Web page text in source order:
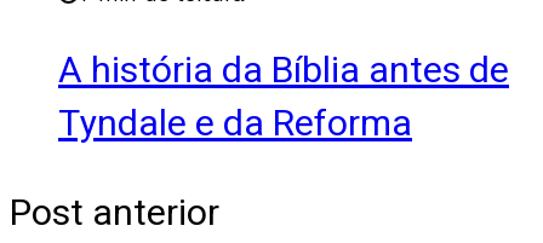
A história da Bíblia antes de
Tyndale e da Reforma
Post anterior